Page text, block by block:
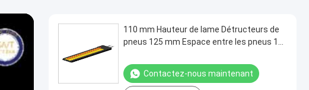
110 mm Hauteur de lame Détructeurs de
pneus 125 mm Espace entre les pneus 10
acier Q235
Contactez-nous maintenant